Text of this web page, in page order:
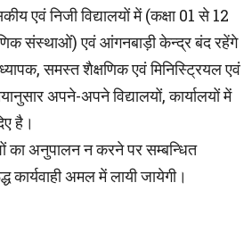
एवं निजी विद्यालयों में (कक्षा 01 से 12
संस्थाओं) एवं आंगनबाड़ी केन्द्र बंद रहेंगे
समस्त शैक्षणिक एवं मिनिस्ट्रियल एवं
अपने-अपने विद्यालयों, कार्यालयों में
है।
का अनुपालन न करने पर सम्बन्धित
कार्यवाही अमल में लायी जायेगी।